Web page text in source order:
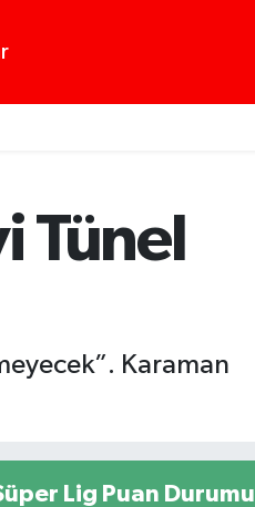
Tünel
Karaman
Lig Puan Durumu